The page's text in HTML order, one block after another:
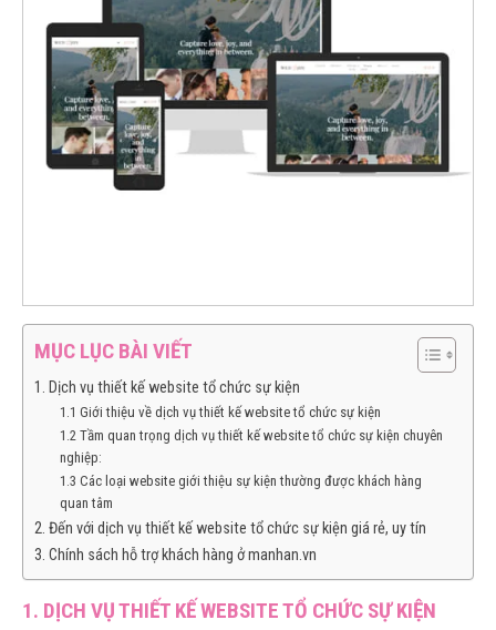
MỤC LỤC BÀI VIẾT
1. Dịch vụ thiết kế website tổ chức sự kiện
1.1 Giới thiệu về dịch vụ thiết kế website tổ chức sự kiện
1.2 Tầm quan trọng dịch vụ thiết kế website tổ chức sự kiện chuyên
nghiệp:
1.3 Các loại website giới thiệu sự kiện thường được khách hàng
quan tâm
2. Đến với dịch vụ thiết kế website tổ chức sự kiện giá rẻ, uy tín
3. Chính sách hỗ trợ khách hàng ở manhan.vn
1. DỊCH VỤ THIẾT KẾ WEBSITE TỔ CHỨC SỰ KIỆN